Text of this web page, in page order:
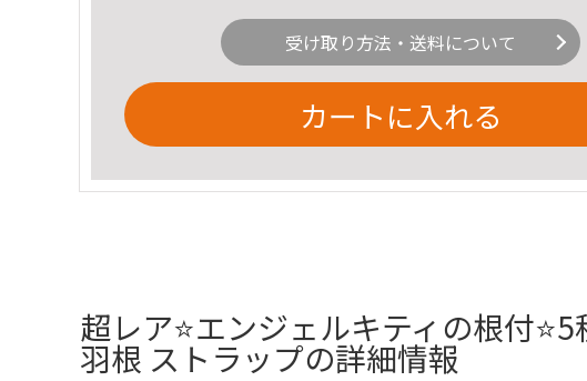
受け取り方法・送料について
カートに入れる
超レア⭐️エンジェルキティの根付
羽根 ストラップの詳細情報